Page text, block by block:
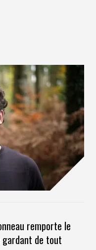
remporte le
gardant de tout